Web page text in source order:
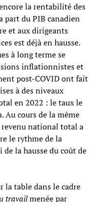
la rentabilité des
part du PIB canadien
et aux dirigeants
est déjà en hausse.
à long terme se
inflationnistes et
post-COVID ont fait
à des niveaux
en 2022 : le taux le
Au cours de la même
national total a
le rythme de la
la hausse du coût de
la table dans le cadre
travailmenée par